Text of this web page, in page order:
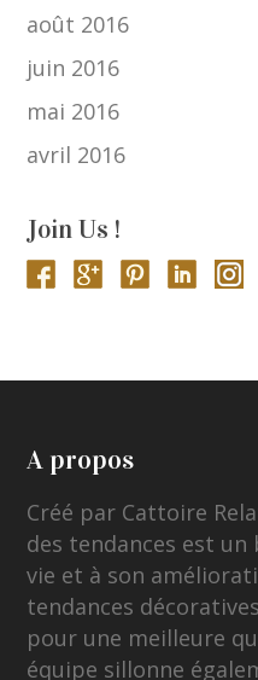
août 2016
juin 2016
mai 2016
avril 2016
Join Us !
A propos
Créé par Cattoire
des tendances est un
vie et à son
tendances
pour une meilleure
équipe sillonne